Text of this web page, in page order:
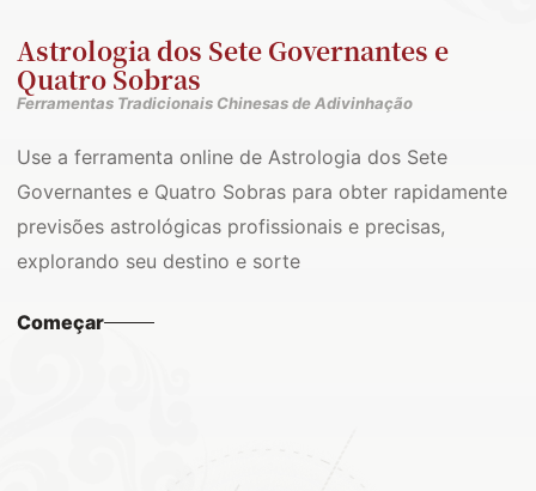
Astrologia dos Sete Governantes e
Quatro Sobras
Ferramentas Tradicionais Chinesas de Adivinhação
Use a ferramenta online de Astrologia dos Sete
Governantes e Quatro Sobras para obter rapidamente
previsões astrológicas profissionais e precisas,
explorando seu destino e sorte
Começar